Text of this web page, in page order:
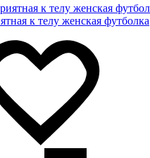
к телу женская футболка